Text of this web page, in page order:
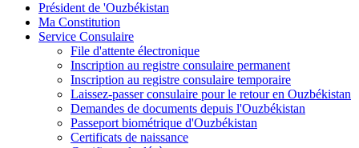
Président de 'Ouzbékistan
Ma Constitution
Service Consulaire
File d'attente électronique
Inscription au registre consulaire permanent
Inscription au registre consulaire temporaire
Laissez-passer consulaire pour le retour en Ouzbékistan
Demandes de documents depuis l'Ouzbékistan
Passeport biométrique d'Ouzbékistan
Certificats de naissance